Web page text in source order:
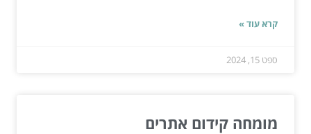
קרא עוד »
ספט 15, 2024
מומחה קידום אתרים